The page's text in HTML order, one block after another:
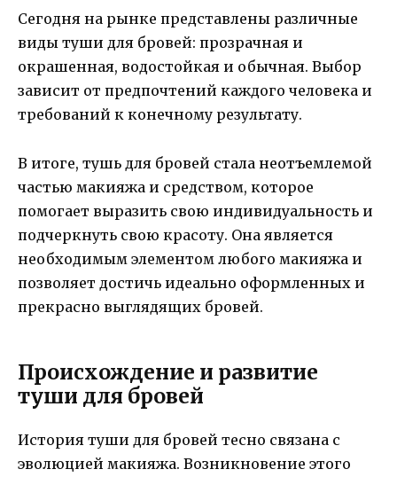
Сегодня на рынке представлены различные
виды туши для бровей: прозрачная и
окрашенная, водостойкая и обычная. Выбор
зависит от предпочтений каждого человека и
требований к конечному результату.
В итоге, тушь для бровей стала неотъемлемой
частью макияжа и средством, которое
помогает выразить свою индивидуальность и
подчеркнуть свою красоту. Она является
необходимым элементом любого макияжа и
позволяет достичь идеально оформленных и
прекрасно выглядящих бровей.
Происхождение и развитие
туши для бровей
История туши для бровей тесно связана с
эволюцией макияжа. Возникновение этого